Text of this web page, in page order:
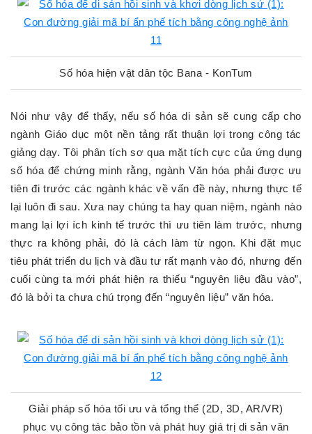
Số hóa hiện vật dân tộc Bana - KonTum
Nói như vậy để thấy, nếu số hóa di sản sẽ cung cấp cho
ngành Giáo dục một nền tảng rất thuận lợi trong công tác
giảng dạy. Tôi phân tích sơ qua mặt tích cực của ứng dụng
số hóa để chứng minh rằng, ngành Văn hóa phải được ưu
tiên đi trước các ngành khác về vấn đề này, nhưng thực tế
lại luôn đi sau. Xưa nay chúng ta hay quan niệm, ngành nào
mang lại lợi ích kinh tế trước thì ưu tiên làm trước, nhưng
thực ra không phải, đó là cách làm từ ngọn. Khi đặt mục
tiêu phát triển du lịch và đầu tư rất mạnh vào đó, nhưng đến
cuối cùng ta mới phát hiện ra thiếu “nguyên liệu đầu vào”,
đó là bởi ta chưa chú trọng đến “nguyên liệu” văn hóa.
Giải pháp số hóa tối ưu và tổng thể (2D, 3D, AR/VR)
phục vụ công tác bảo tồn và phát huy giá trị di sản văn